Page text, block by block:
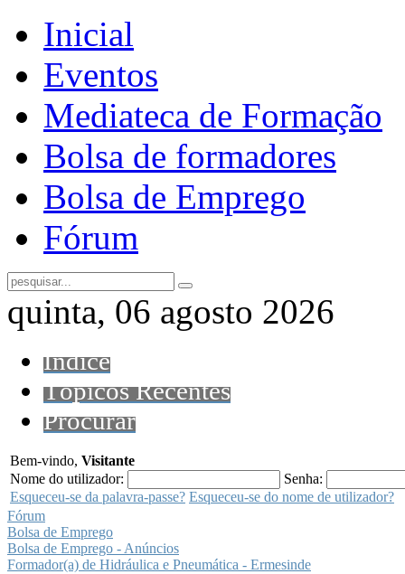
Inicial
Eventos
Mediateca de Formação
Bolsa de formadores
Bolsa de Emprego
Fórum
quinta, 06 agosto 2026
Índice
Tópicos Recentes
Procurar
Bem-vindo, Visitante
Nome do utilizador:
Senha:
Esqueceu-se da palavra-passe? Esqueceu-se do nome de utilizador?
Fórum
Bolsa de Emprego
Bolsa de Emprego - Anúncios
Formador(a) de Hidráulica e Pneumática - Ermesinde